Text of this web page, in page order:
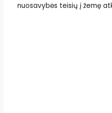
nuosavybės teisių į žemę